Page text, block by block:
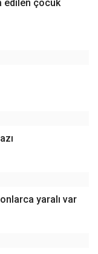
edilen çocuk
yaralı var